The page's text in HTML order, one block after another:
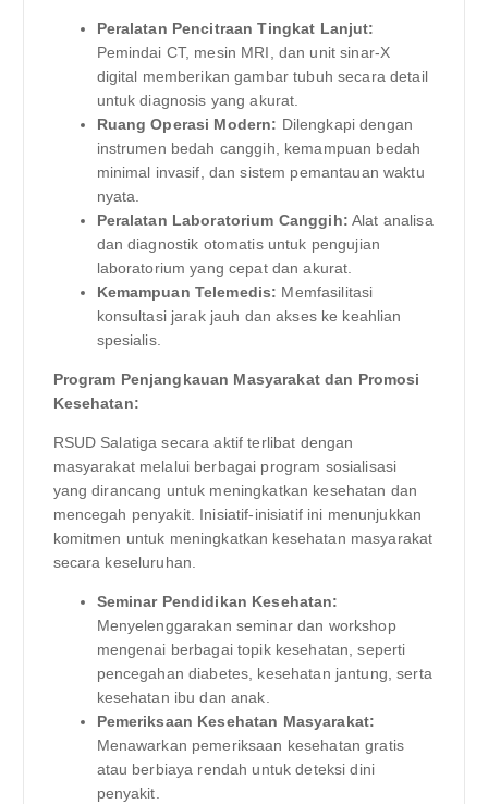
Peralatan Pencitraan Tingkat Lanjut:
Pemindai CT, mesin MRI, dan unit sinar-X
digital memberikan gambar tubuh secara detail
untuk diagnosis yang akurat.
Ruang Operasi Modern: Dilengkapi dengan
instrumen bedah canggih, kemampuan bedah
minimal invasif, dan sistem pemantauan waktu
nyata.
Peralatan Laboratorium Canggih: Alat analisa
dan diagnostik otomatis untuk pengujian
laboratorium yang cepat dan akurat.
Kemampuan Telemedis: Memfasilitasi
konsultasi jarak jauh dan akses ke keahlian
spesialis.
Program Penjangkauan Masyarakat dan Promosi
Kesehatan:
RSUD Salatiga secara aktif terlibat dengan
masyarakat melalui berbagai program sosialisasi
yang dirancang untuk meningkatkan kesehatan dan
mencegah penyakit. Inisiatif-inisiatif ini menunjukkan
komitmen untuk meningkatkan kesehatan masyarakat
secara keseluruhan.
Seminar Pendidikan Kesehatan:
Menyelenggarakan seminar dan workshop
mengenai berbagai topik kesehatan, seperti
pencegahan diabetes, kesehatan jantung, serta
kesehatan ibu dan anak.
Pemeriksaan Kesehatan Masyarakat:
Menawarkan pemeriksaan kesehatan gratis
atau berbiaya rendah untuk deteksi dini
penyakit.